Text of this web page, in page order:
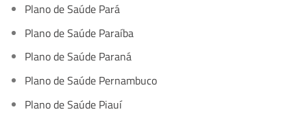
Plano de Saúde Pará
Plano de Saúde Paraíba
Plano de Saúde Paraná
Plano de Saúde Pernambuco
Plano de Saúde Piauí